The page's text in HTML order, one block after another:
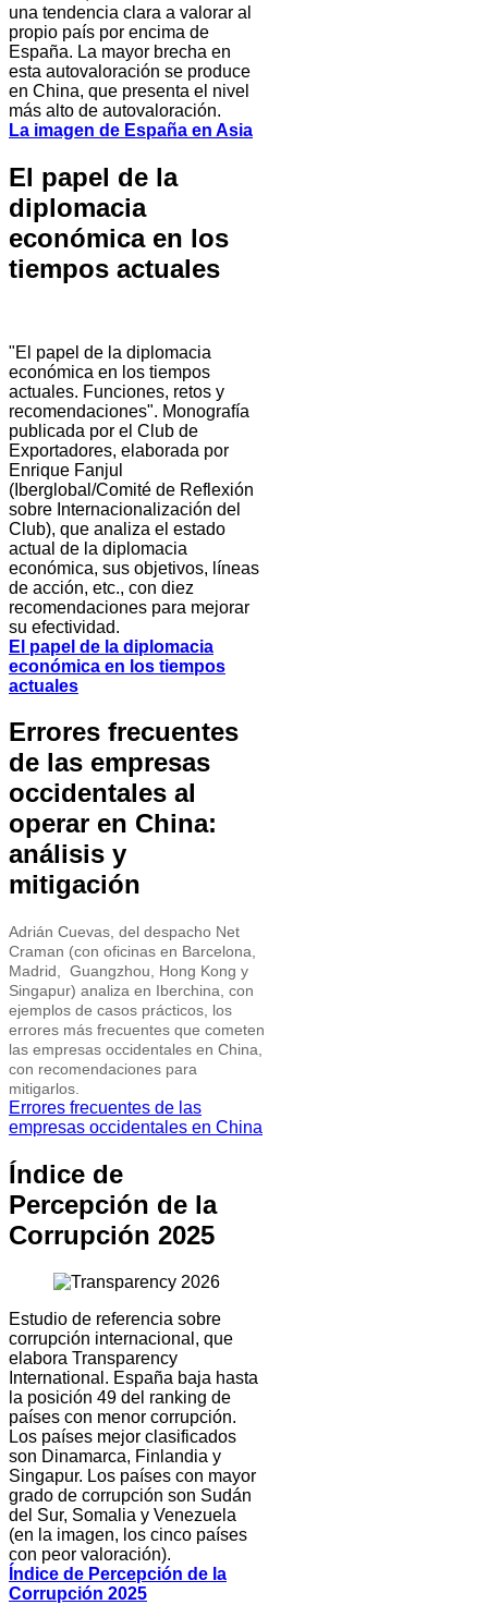
una tendencia clara a valorar al
propio país por encima de
España. La mayor brecha en
esta autovaloración se produce
en China, que presenta el nivel
más alto de autovaloración.
La imagen de España en Asia
El papel de la
diplomacia
económica en los
tiempos actuales
"El papel de la diplomacia
económica en los tiempos
actuales. Funciones, retos y
recomendaciones". Monografía
publicada por el Club de
Exportadores, elaborada por
Enrique Fanjul
(Iberglobal/Comité de Reflexión
sobre Internacionalización del
Club), que analiza el estado
actual de la diplomacia
económica, sus objetivos, líneas
de acción, etc., con diez
recomendaciones para mejorar
su efectividad.
El papel de la diplomacia
económica en los tiempos
actuales
Errores frecuentes
de las empresas
occidentales al
operar en China:
análisis y
mitigación
Adrián Cuevas, del despacho Net
Craman (con oficinas en Barcelona,
Madrid, Guangzhou, Hong Kong y
Singapur) analiza en Iberchina, con
ejemplos de casos prácticos, los
errores más frecuentes que cometen
las empresas occidentales en China,
con recomendaciones para
mitigarlos.
Errores frecuentes de las
empresas occidentales en China
Índice de
Percepción de la
Corrupción 2025
Estudio de referencia sobre
corrupción internacional, que
elabora Transparency
International. España baja hasta
la posición 49 del ranking de
países con menor corrupción.
Los países mejor clasificados
son Dinamarca, Finlandia y
Singapur. Los países con mayor
grado de corrupción son Sudán
del Sur, Somalia y Venezuela
(en la imagen, los cinco países
con peor valoración).
Índice de Percepción de la
Corrupción 2025